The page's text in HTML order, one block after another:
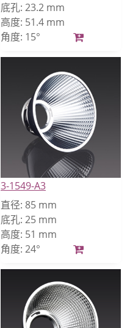
底孔: 23.2 mm
高度: 51.4 mm
角度: 15°
3-1549-A3
直径: 85 mm
底孔: 25 mm
高度: 51 mm
角度: 24°